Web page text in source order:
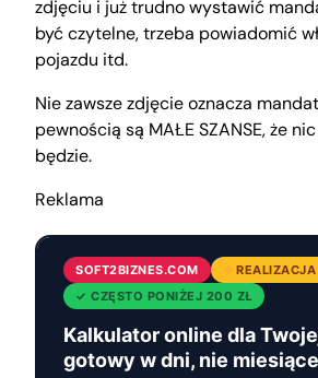
zdjęciu i już trudno wystawić
być czytelne, trzeba powiadomić
pojazdu itd.
Nie zawsze zdjęcie oznacza
pewnością są MAŁE SZANSE, że
będzie.
Reklama
SOFT2BIZNES.COM
✓ CZĘSTO PONIŻEJ 200 ZŁ
Kalkulator online dla
gotowy w dni, nie miesiące